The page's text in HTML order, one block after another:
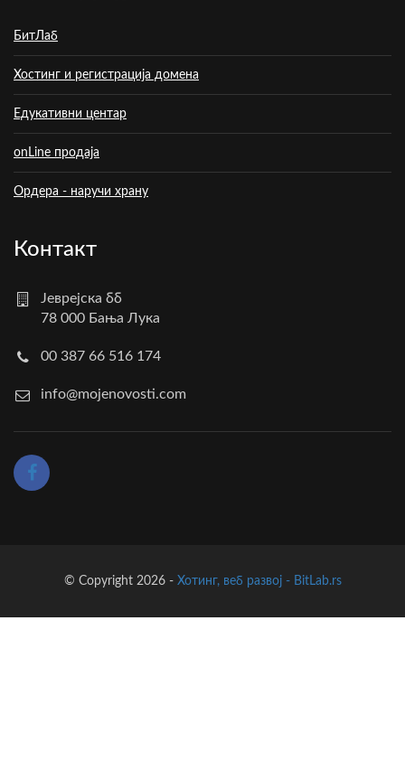
БитЛаб
Хостинг и регистрација домена
Едукативни центар
onLine продаја
Ордера - наручи храну
Контакт
Јеврејска бб
78 000 Бања Лука
00 387 66 516 174
info@mojenovosti.com
© Copyright 2026 - Хотинг, веб развој - BitLab.rs